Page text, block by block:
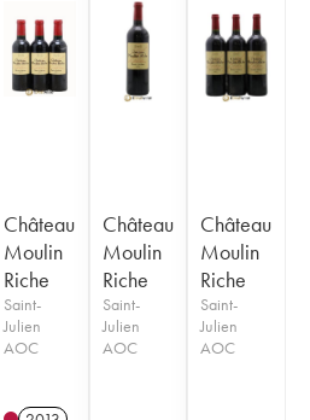
Château
Moulin
Riche
Saint-
Julien
AOC
Château
Moulin
Riche
Saint-
Julien
AOC
Château
Moulin
Riche
Saint-
Julien
AOC